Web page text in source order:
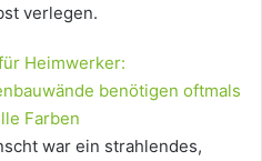
verlegen.
Heimwerker:
benötigen oftmals
Farben
war ein strahlendes,